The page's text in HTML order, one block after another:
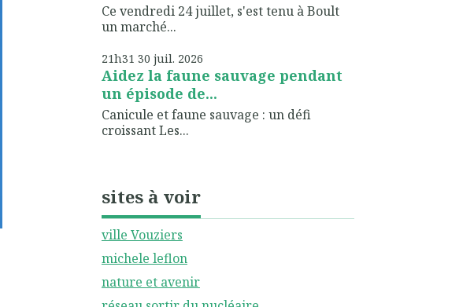
Ce vendredi 24 juillet, s'est tenu à Boult
un marché...
21h31 30 juil. 2026
Aidez la faune sauvage pendant
un épisode de...
Canicule et faune sauvage : un défi
croissant Les...
sites à voir
ville Vouziers
michele leflon
nature et avenir